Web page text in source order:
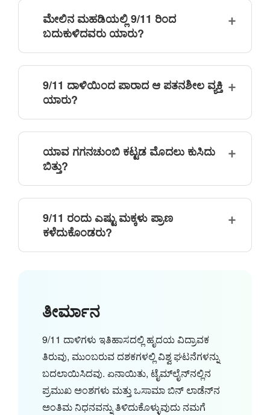
ಮೇಲಿನ ಮಹಡಿಯಲ್ಲಿ 9/11 ರಿಂದ
ಬದುಕುಳಿದವರು ಯಾರು?
9/11 ದಾಳಿಯಿಂದ ಪಾರಾದ ಆ ಪತನಶೀಲ ವ್ಯಕ್ತಿ
ಯಾರು?
ಯಾವ ಗಗನಚುಂಬಿ ಕಟ್ಟಡ ಮೊದಲು ಕುಸಿದು
ಬಿತ್ತು?
9/11 ರಂದು ಎಷ್ಟು ಮಕ್ಕಳು ಪ್ರಾಣ
ಕಳೆದುಕೊಂಡರು?
ತೀರ್ಮಾನ
9/11 ದಾಳಿಗಳು ಇತಿಹಾಸದಲ್ಲಿ ಹೃದಯ ವಿದ್ರಾವಕ
ತಿರುವು, ಮುಂಬರುವ ದಶಕಗಳಲ್ಲಿ ವಿಶ್ವ ಘಟನೆಗಳನ್ನು
ಬದಲಾಯಿಸಿದವು. ಏನಾಯಿತು, ಟೈಮ್‌ಲೈನ್‌ನಲ್ಲಿನ
ಪ್ರಮುಖ ಅಂಶಗಳು ಮತ್ತು ಒಸಾಮಾ ಬಿನ್ ಲಾಡೆನ್‌ನ
ಅಂತಿಮ ನಿಧನವನ್ನು ತಿಳಿದುಕೊಳ್ಳುವುದು ನಮಗೆ